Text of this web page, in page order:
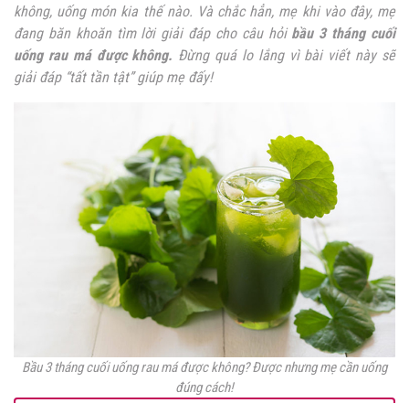
không, uống món kia thế nào. Và chắc hẳn, mẹ khi vào đây, mẹ
đang băn khoăn tìm lời giải đáp cho câu hỏi bầu 3 tháng cuối
uống rau má được không. Đừng quá lo lắng vì bài viết này sẽ
giải đáp “tất tần tật” giúp mẹ đấy!
Bầu 3 tháng cuối uống rau má được không? Được nhưng mẹ cần uống
đúng cách!